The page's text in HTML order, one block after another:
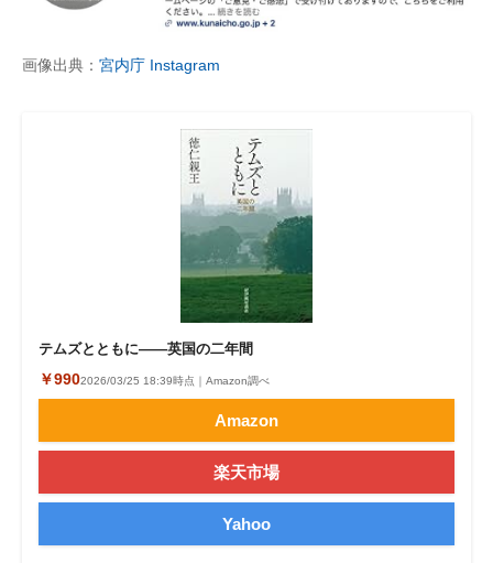
企業向けIT製品の総合サイト
IT製品の技術・比較・事例
製造業のIT導入・活用を支援
モノづくり技術者専門サイト
エレクトロニクス専門サイト
電子設計の基本と応用
建設×テクノロジーの最前線
画像出典： 宮内庁 Instagram
テムズとともに――英国の二年間
￥9902026/03/25 18:39時点｜Amazon調べ
Amazon
楽天市場
Yahoo